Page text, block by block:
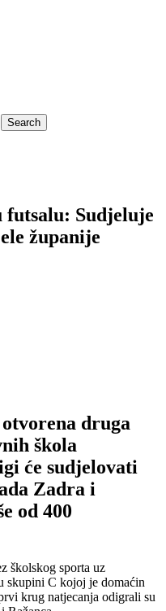
futsalu: Sudjeluje
županije
druga
škola
će sudjelovati
Zadra i
od 400
školskog sporta uz
skupini C kojoj je domaćin
krug natjecanja odigrali su